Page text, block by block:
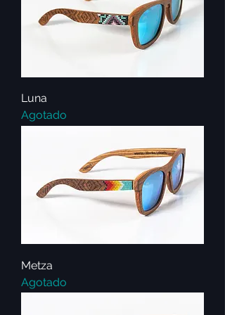
Luna
Agotado
Metza
Agotado